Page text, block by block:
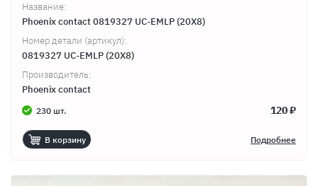
Название:
Phoenix contact 0819327 UC-EMLP (20X8)
Номер детали (артикул):
0819327 UC-EMLP (20X8)
Производитель:
Phoenix contact
230 шт. 120 ₽
В корзину Подробнее